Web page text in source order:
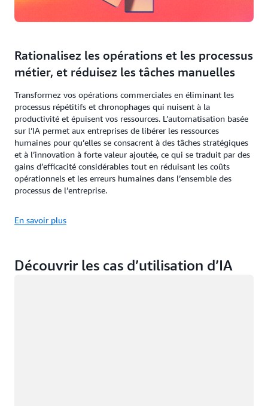
Rationalisez les opérations et les processus
métier, et réduisez les tâches manuelles
Transformez vos opérations commerciales en éliminant les
processus répétitifs et chronophages qui nuisent à la
productivité et épuisent vos ressources. L’automatisation basée
sur l’IA permet aux entreprises de libérer les ressources
humaines pour qu’elles se consacrent à des tâches stratégiques
et à l’innovation à forte valeur ajoutée, ce qui se traduit par des
gains d’efficacité considérables tout en réduisant les coûts
opérationnels et les erreurs humaines dans l’ensemble des
processus de l’entreprise.
En savoir plus
Découvrir les cas d’utilisation d’IA